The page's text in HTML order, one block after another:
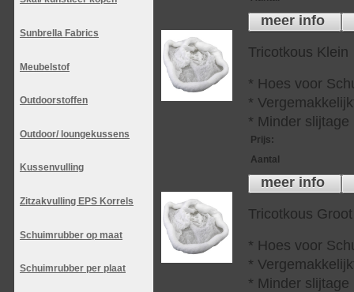
Sunbrella Fabrics
Meubelstof
Outdoorstoffen
Outdoor/ loungekussens
Kussenvulling
Zitzakvulling EPS Korrels
Schuimrubber op maat
Schuimrubber per plaat
meer info
Tricotkous Klein
* Hoes voor
*
* Minder slijtage
Prijs:
Aantal
meer info
Tricotkous Groot
* Hoes voor
*
* Minder slijtage